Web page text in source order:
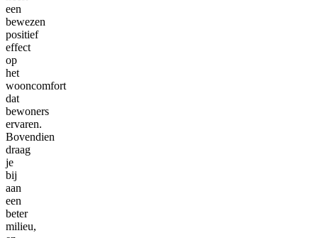
een
bewezen
positief
effect
op
het
wooncomfort
dat
bewoners
ervaren.
Bovendien
draag
je
bij
aan
een
beter
milieu,